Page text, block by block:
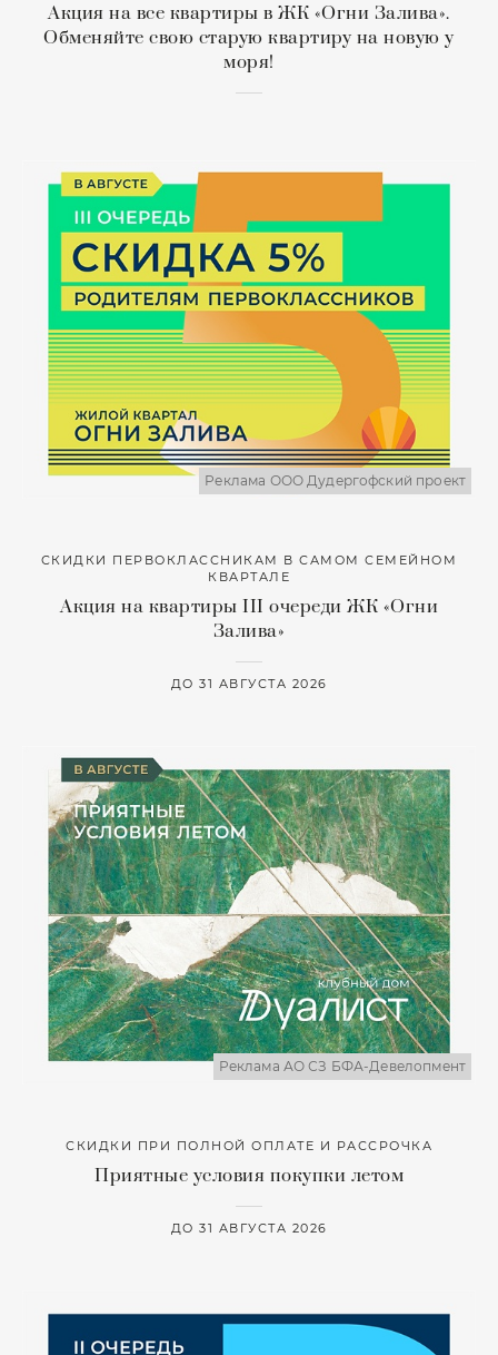
Акция на все квартиры в ЖК «Огни Залива».
Обменяйте свою старую квартиру на новую у
моря!
Реклама ООО Дудергофский проект
СКИДКИ ПЕРВОКЛАССНИКАМ В САМОМ СЕМЕЙНОМ
КВАРТАЛЕ
Акция на квартиры III очереди ЖК «Огни
Залива»
ДО 31 АВГУСТА 2026
Реклама АО СЗ БФА-Девелопмент
СКИДКИ ПРИ ПОЛНОЙ ОПЛАТЕ И РАССРОЧКА
Приятные условия покупки летом
ДО 31 АВГУСТА 2026